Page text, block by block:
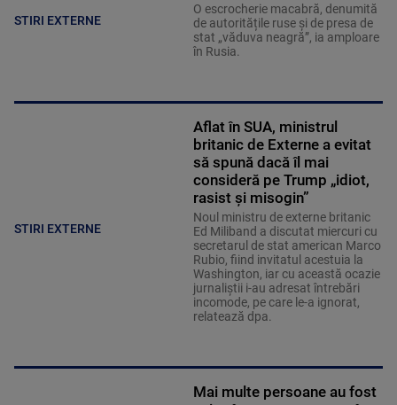
STIRI EXTERNE
O escrocherie macabră, denumită
de autoritățile ruse și de presa de
stat „văduva neagră”, ia amploare
în Rusia.
STIRI EXTERNE
Aflat în SUA, ministrul
britanic de Externe a evitat
să spună dacă îl mai
consideră pe Trump „idiot,
rasist și misogin”
Noul ministru de externe britanic
Ed Miliband a discutat miercuri cu
secretarul de stat american Marco
Rubio, fiind invitatul acestuia la
Washington, iar cu această ocazie
jurnaliştii i-au adresat întrebări
incomode, pe care le-a ignorat,
relatează dpa.
Mai multe persoane au fost